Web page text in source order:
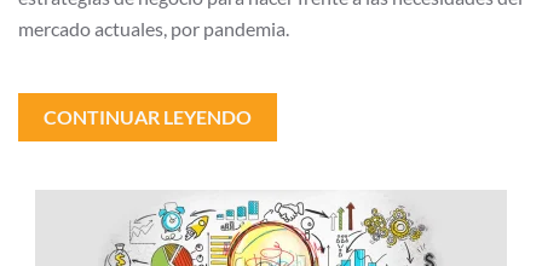
mercado actuales, por pandemia.
CONTINUAR LEYENDO